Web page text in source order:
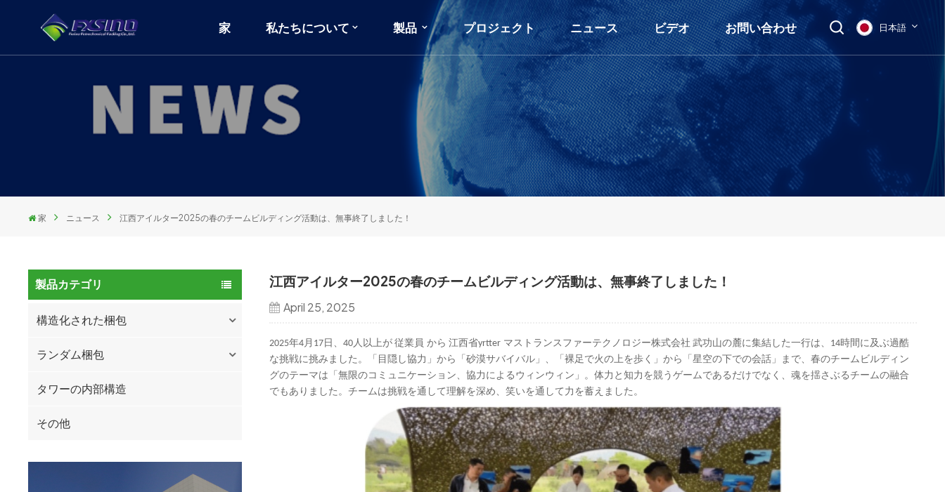
家 私たちについて 製品 プロジェクト ニュース ビデオ お問い合わせ 日本語
English
français
한국의
中文
家 ニュース 江西アイルター2025の春のチームビルディング活動は、無事終了しました！
製品カテゴリ
構造化された梱包
ランダム梱包
タワーの内部構造
その他
江西アイルター2025の春のチームビルディング活動は、無事終了しました！
April 25, 2025
2025年4月17日、40人以上が従業員 から 江西省yrtter マストランスファーテクノロジー株式会社 武功山の麓に集結した一行は、14時間に及ぶ過酷
な挑戦に挑みました。「目隠し協力」から「砂漠サバイバル」、「裸足で火の上を歩く」から「星空の下での会話」まで、春のチームビルディン
グのテーマは「無限のコミュニケーション、協力によるウィンウィン」。体力と知力を競うゲームであるだけでなく、魂を揺さぶるチームの融合
でもありました。チームは挑戦を通して理解を深め、笑いを通して力を蓄えました。